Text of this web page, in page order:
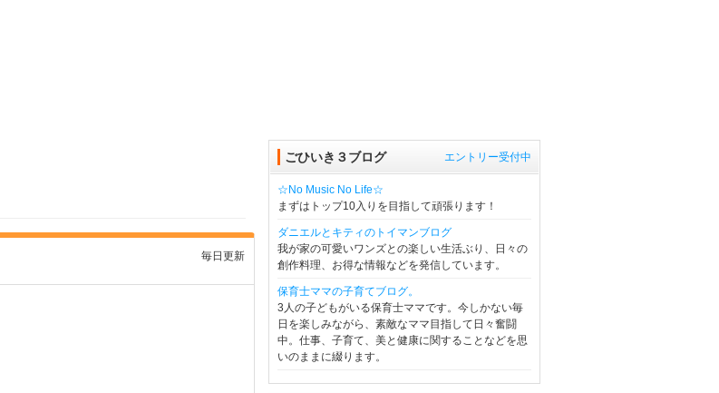
毎日更新
エントリー受付中
ごひいき３ブログ
☆No Music No Life☆
まずはトップ10入りを目指して頑張ります！
ダニエルとキティのトイマンブログ
我が家の可愛いワンズとの楽しい生活ぶり、日々の
創作料理、お得な情報などを発信しています。
保育士ママの子育てブログ。
3人の子どもがいる保育士ママです。今しかない毎
日を楽しみながら、素敵なママ目指して日々奮闘
中。仕事、子育て、美と健康に関することなどを思
いのままに綴ります。